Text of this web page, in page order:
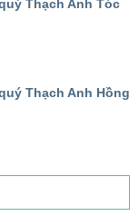
Thạch Anh Tóc
Thạch Anh Hồng